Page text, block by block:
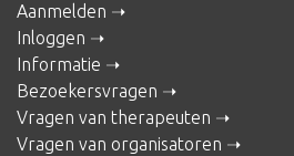
Aanmelden
Inloggen
Informatie
Bezoekersvragen
Vragen van therapeuten
Vragen van organisatoren